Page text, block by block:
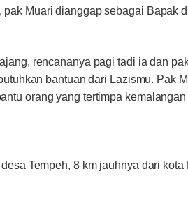
Muari dianggap sebagai Bapak
rencananya pagi tadi ia dan
bantuan dari Lazismu. Pak
orang yang tertimpa
Tempeh, 8 km jauhnya dari kota